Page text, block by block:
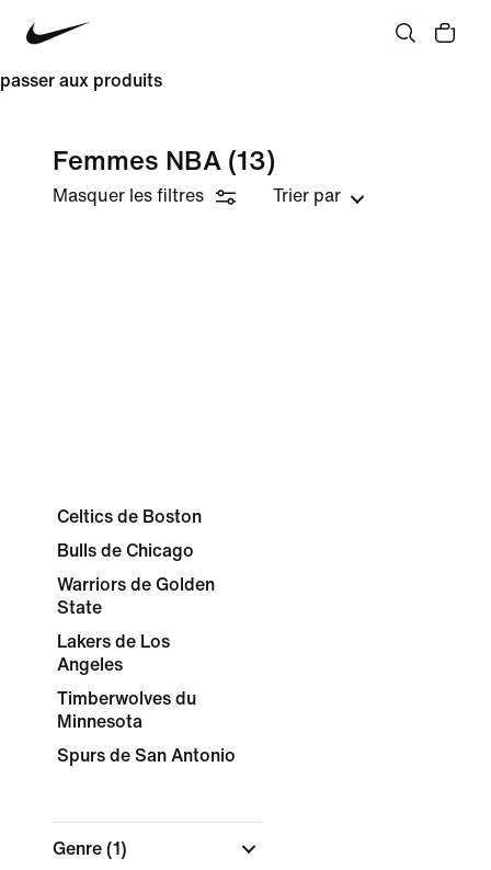
passer aux produits
Femmes NBA (13)
Masquer les filtres Trier par
Celtics de Boston
Bulls de Chicago
Warriors de Golden
State
Lakers de Los
Angeles
Timberwolves du
Minnesota
Spurs de San Antonio
Genre (1)